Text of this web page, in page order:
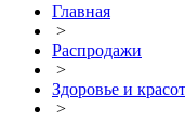
Главная
>
Распродажи
>
Здоровье и
>